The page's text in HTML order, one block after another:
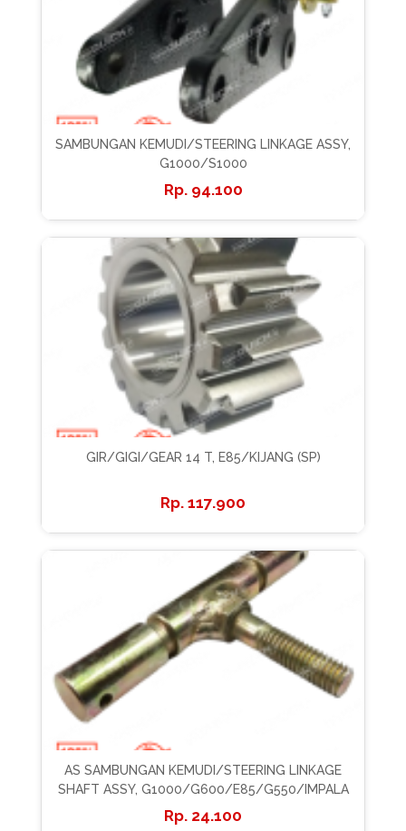
SAMBUNGAN KEMUDI/STEERING LINKAGE ASSY,
G1000/S1000
94.100
GIR/GIGI/GEAR 14 T, E85/KIJANG (SP)
117.900
AS SAMBUNGAN KEMUDI/STEERING LINKAGE
SHAFT ASSY, G1000/G600/E85/G550/IMPALA
24.100